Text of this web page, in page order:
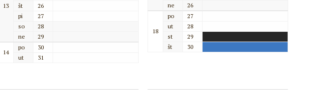
13
št
26
pi
27
so
28
ne
29
14
po
30
ut
31
ne
26
18
po
27
ut
28
st
29
št
30